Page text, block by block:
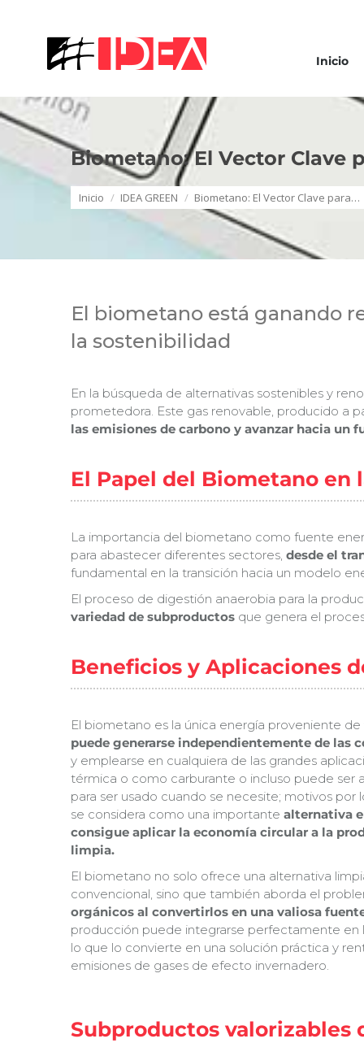
Inicio
Biometano: El Vector Clave
Estás aquí:
Inicio IDEA GREEN Biometano: El Vector Clave para…
El biometano está ganando
la sostenibilidad
En la búsqueda de alternativas sostenibles y
prometedora. Este gas renovable, producido a
las emisiones de carbono y avanzar hacia
El Papel del Biometano
La importancia del biometano como fuente
para abastecer diferentes sectores, desde el
fundamental en la transición hacia un modelo
El proceso de digestión anaerobia para la
variedad de subproductos que genera el
Beneficios y Aplicaciones
El biometano es la única energía proveniente de
puede generarse independientemente de las
y emplearse en cualquiera de las grandes
térmica o como carburante o incluso puede ser
para ser usado cuando se necesite; motivos por
se considera como una importante alternativa
consigue aplicar la economía circular a la
limpia.
El biometano no solo ofrece una alternativa
convencional, sino que también aborda el
orgánicos al convertirlos en una valiosa
producción puede integrarse perfectamente en
lo que lo convierte en una solución práctica y
emisiones de gases de efecto invernadero.
Subproductos valorizables